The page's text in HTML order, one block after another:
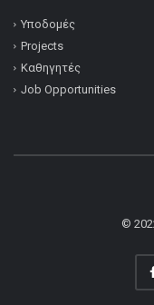
Υποδομές
Projects
Καθηγητές
Job Opportunities
©